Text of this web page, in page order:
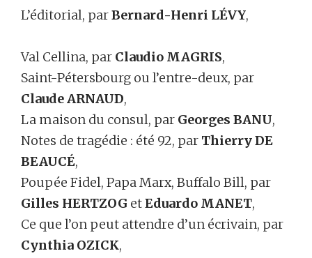
L’éditorial, parBernard-Henri LÉVY,
Val Cellina, par Claudio MAGRIS,
Saint-Pétersbourg ou l’entre-deux, par
Claude ARNAUD,
La maison du consul, par Georges BANU,
Notes de tragédie : été 92, par Thierry DE
BEAUCÉ,
Poupée Fidel, Papa Marx, Buffalo Bill, par
Gilles HERTZOG etEduardo MANET,
Ce que l’on peut attendre d’un écrivain, par
Cynthia OZICK,